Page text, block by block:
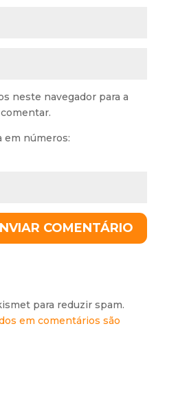
neste navegador para a
em números:
para reduzir spam.
em comentários são